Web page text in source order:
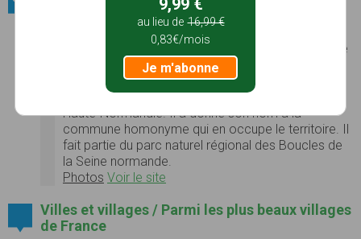
Marais Vernier
Le Marais-Vernier est une petite région naturelle de
4 500 ha constituée de marais, située sur la rive
gauche de l'estuaire de la Seine, au sud du pont de
Tancarville, dans le département de l'Eure, en
Haute-Normandie. Il a donné son nom à la
commune homonyme qui en occupe le territoire. Il
fait partie du parc naturel régional des Boucles de
la Seine normande.
Photos Voir le site
Villes et villages / Parmi les plus beaux villages
de France
9,99 €
au lieu de 16,99 €
0,83€/mois
Je m'abonne